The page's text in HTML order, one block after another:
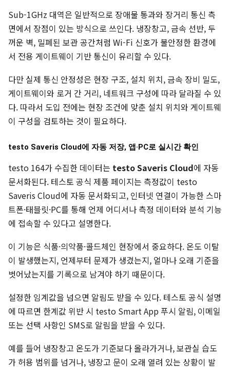
Sub-1GHz 대역은 일반적으로 장애물 통과와 장거리 통신 측
면에서 장점이 있는 방식으로 쓰인다. 냉장창고, 금속 선반, 두
꺼운 벽, 밀폐된 보관 공간처럼 Wi-Fi 신호가 불안정한 환경에
서 전용 게이트웨이 기반 통신이 유리할 수 있다.
다만 실제 통신 안정성은 현장 구조, 설치 위치, 금속 장비 밀도,
게이트웨이와 로거 간 거리, 네트워크 구성에 따라 달라질 수 있
다. 따라서 도입 전에는 현장 조건에 맞춘 설치 위치와 게이트웨
이 구성을 검토하는 것이 필요하다.
testo Saveris Cloud에 자동 저장, 앱·PC로 실시간 확인
testo 164가 수집한 데이터는 testo Saveris Cloud에 자동
문서화된다. 테스토 공식 제품 페이지는 측정값이 testo
Saveris Cloud에 자동 문서화되고, 인터넷 연결이 가능한 스마
트폰·태블릿·PC를 통해 언제 어디서나 측정 데이터와 분석 기능
에 접속할 수 있다고 설명한다.
이 기능은 식품·의약품·콜드체인 현장에서 중요하다. 온도 이탈
이 발생했는지, 언제부터 문제가 생겼는지, 얼마나 오래 기준을
벗어났는지를 기록으로 남겨야 하기 때문이다.
설정한 임계값을 넘으면 알림도 받을 수 있다. 테스토 공식 설명
에 따르면 한계값 위반 시 testo Smart App 푸시 알림, 이메일
또는 선택 사항인 SMS로 알림을 받을 수 있다.
예를 들어 냉장창고 온도가 기준보다 올라가거나, 보관실 습도
가 허용 범위를 넘거나, 냉장고 문이 오래 열려 있는 상황이 발